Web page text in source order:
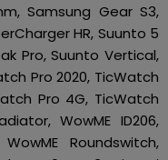
Samsung Gear S3,
HR, Suunto 5
Pro, Suunto Vertical,
Pro 2020, TicWatch
Pro 4G, TicWatch
WowME ID206,
Roundswitch,